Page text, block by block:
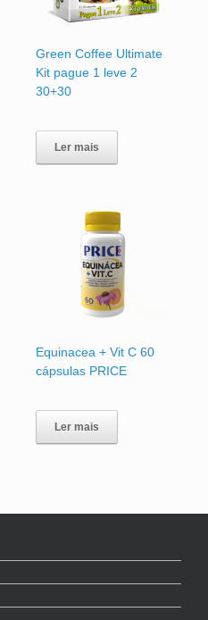
Green Coffee Ultimate
Kit pague 1 leve 2
30+30
Ler mais
Equinacea + Vit C 60
cápsulas PRICE
Ler mais